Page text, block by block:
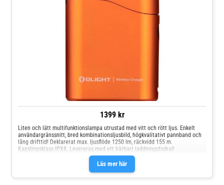
1399 kr
Läs mer här
Liten och lätt multifunktionslampa utrustad med vitt och rött ljus. Enkelt
användargränssnitt, bred kombinationsljusbild, högkvalitativt pannband och
lång drifttid! Deklarerat max. ljusflöde 1250 lm, räckvidd 155 m.
Kapslingsklass IPX8. Levereras med ett bärbart laddningsfodral!